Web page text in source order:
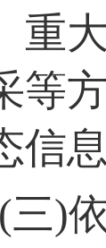
重
等
信
(三)